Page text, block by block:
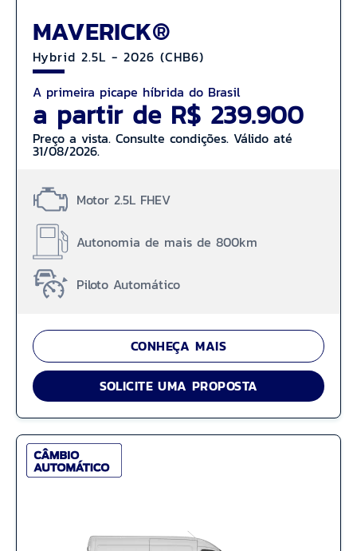
MAVERICK®
Hybrid 2.5L - 2026 (CHB6)
A primeira picape híbrida do Brasil
a partir de R$ 239.900
Preço a vista. Consulte condições. Válido até
31/08/2026.
Motor 2.5L FHEV
Autonomia de mais de 800km
Piloto Automático
CONHEÇA MAIS
SOLICITE UMA PROPOSTA